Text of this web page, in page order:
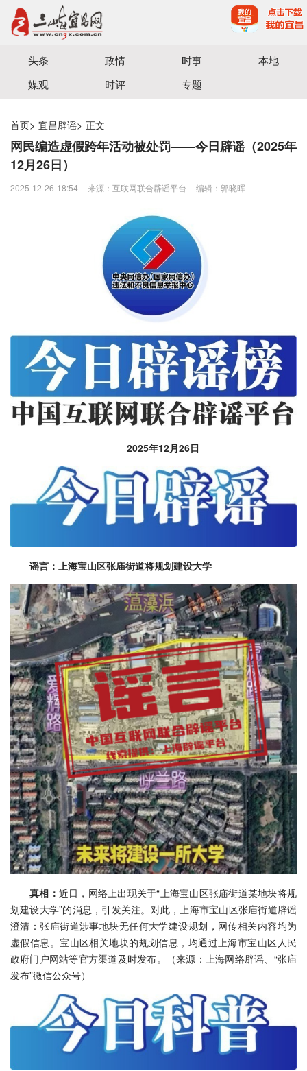
宜昌三峡融媒体中心主办
头条 政情 时事
本地
媒观
时评 专题
首页> 宜昌辟谣> 正文
网民编造虚假跨年活动被处罚——今日辟谣（2025年
12月26日）
2025-12-26 18:54 来源：互联网联合辟谣平台 编辑：郭晓晖
2025年12月26日
谣言：上海宝山区张庙街道将规划建设大学
真相： 近日，网络上出现关于“上海宝山区张庙街道某地块将规
划建设大学”的消息，引发关注。对此，上海市宝山区张庙街道辟谣
澄清：张庙街道涉事地块无任何大学建设规划，网传相关内容均为
虚假信息。宝山区相关地块的规划信息，均通过上海市宝山区人民
政府门户网站等官方渠道及时发布。（来源：上海网络辟谣、“张庙
发布”微信公众号）